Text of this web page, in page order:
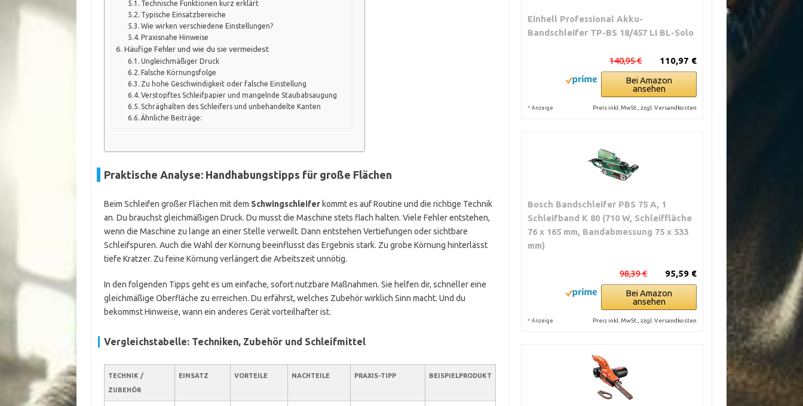
Technische Funktionen kurz erklärt
Typische Einsatzbereiche
Wie wirken verschiedene Einstellungen?
Praxisnahe Hinweise
Häufige Fehler und wie du sie vermeidest
Ungleichmäßiger Druck
Falsche Körnungsfolge
Zu hohe Geschwindigkeit oder falsche Einstellung
Verstopftes Schleifpapier und mangelnde Staubabsaugung
Schräghalten des Schleifers und unbehandelte Kanten
Ähnliche Beiträge:
Praktische Analyse: Handhabungstipps für große Flächen
Beim Schleifen großer Flächen mit dem Schwingschleiferkommt es auf Routine und die richtige Technik
an. Du brauchst gleichmäßigen Druck. Du musst die Maschine stets flach halten. Viele Fehler entstehen,
wenn die Maschine zu lange an einer Stelle verweilt. Dann entstehen Vertiefungen oder sichtbare
Schleifspuren. Auch die Wahl der Körnung beeinflusst das Ergebnis stark. Zu grobe Körnung hinterlässt
tiefe Kratzer. Zu feine Körnung verlängert die Arbeitszeit unnötig.
In den folgenden Tipps geht es um einfache, sofort nutzbare Maßnahmen. Sie helfen dir, schneller eine
gleichmäßige Oberfläche zu erreichen. Du erfährst, welches Zubehör wirklich Sinn macht. Und du
bekommst Hinweise, wann ein anderes Gerät vorteilhafter ist.
Vergleichstabelle: Techniken, Zubehör und Schleifmittel
TECHNIK /
ZUBEHÖR
EINSATZ VORTEILE NACHTEILE PRAXIS-TIPP BEISPIELPRODUKT
Einhell Professional Akku-
Bandschleifer TP-BS 18/457 Li BL-Solo
110,97 €
140,95 €
Bei Amazon
ansehen
* Anzeige Preis inkl. MwSt., zzgl. Versandkosten
Bosch Bandschleifer PBS 75 A, 1
Schleifband K 80 (710 W, Schleiffläche
76 x 165 mm, Bandabmessung 75 x 533
mm)
95,59 €
98,39 €
Bei Amazon
ansehen
* Anzeige Preis inkl. MwSt., zzgl. Versandkosten